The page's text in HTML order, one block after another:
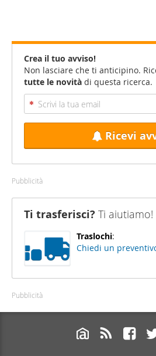
Crea il tuo avviso!
Non lasciare che ti anticipino.
tutte le novità di questa ricerca.
Ricevi
Pubblicità
Ti trasferisci? Ti aiutiamo!
Traslochi:
Chiedi un
Pubblicità